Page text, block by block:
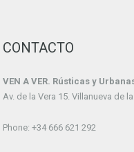
CONTACTO
VEN A VER. Rústicas y
Av. de la Vera 15. Villanueva de
Phone: +34 666 621 292